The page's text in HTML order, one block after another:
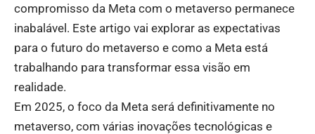
compromisso da Meta com o metaverso permanece
inabalável. Este artigo vai explorar as expectativas
para o futuro do metaverso e como a Meta está
trabalhando para transformar essa visão em
realidade.
Em 2025, o foco da Meta será definitivamente no
metaverso, com várias inovações tecnológicas e